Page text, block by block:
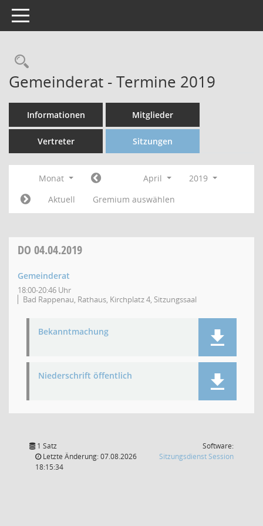
Toggle navigation
Gemeinderat - Termine 2019
Informationen Mitglieder
Vertreter Sitzungen
Monat April
2019
Aktuell
Gremium auswählen
DO 04.04.2019
Gemeinderat
18:00-20:46 Uhr
Bad Rappenau, Rathaus, Kirchplatz 4, Sitzungssaal
Bekanntmachung
Niederschrift öffentlich
1 Satz
Letzte Änderung: 07.08.2026
18:15:34
Software:
Sitzungsdienst Session(Wird in